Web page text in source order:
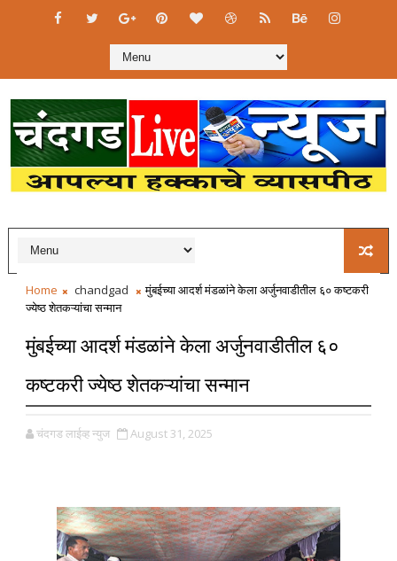
Home chandgad
मुंबईच्या आदर्श मंडळांने केला अर्जुनवाडीतील ६० कष्टकरी
ज्येष्ठ शेतकऱ्यांचा सन्मान
मुंबईच्या आदर्श मंडळांने केला अर्जुनवाडीतील ६०
कष्टकरी ज्येष्ठ शेतकऱ्यांचा सन्मान
चंदगड लाईव्ह न्युज August 31, 2025